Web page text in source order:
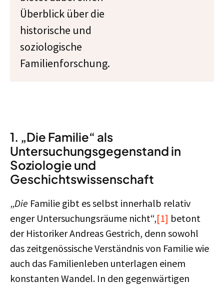
Überblick über die
historische und
soziologische
Familienforschung.
1. „Die Familie“ als
Untersuchungsgegenstand in
Soziologie und
Geschichtswissenschaft
„Die Familie gibt es selbst innerhalb relativ
enger Untersuchungsräume nicht“,[1] betont
der Historiker Andreas Gestrich, denn sowohl
das zeitgenössische Verständnis von Familie wie
auch das Familienleben unterlagen einem
konstanten Wandel. In den gegenwärtigen